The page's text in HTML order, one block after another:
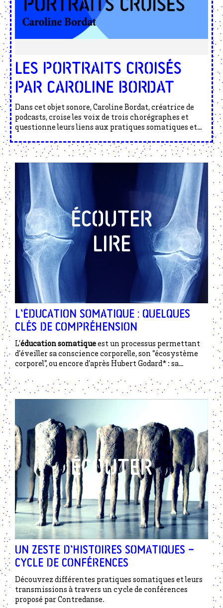
Les Portraits croisés
par Caroline Bordat
Dans cet objet sonore, Caroline Bordat, créatrice de
podcasts, croise les voix de trois chorégraphes et
questionne leurs liens aux pratiques somatiques et
L’éducation somatique : quelques
clés de compréhension
L’éducation somatiqueest un processus permettant
d’éveiller sa conscience corporelle, son “écosystème
corporel”, ou encore d’après Hubert Godard* : sa
pour commencer.
Un zeste d’histoires somatiques –
cycle de conférences
Découvrez différentes pratiques somatiques et leurs
transmissions à travers un cycle de conférences
proposé par Contredanse.